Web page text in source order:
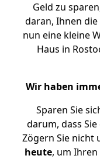
Geld zu
daran, Ihnen die
nun eine kleine
Haus in
Wir haben
Sparen Sie
darum, dass
Zögern Sie nicht
heute, um